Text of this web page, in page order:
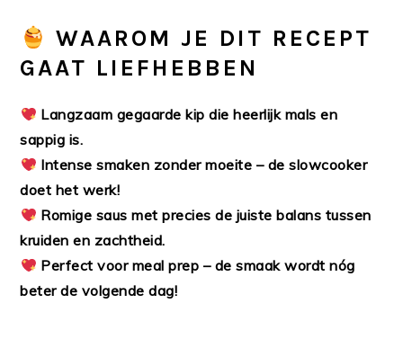
WAAROM JE DIT RECEPT
GAAT LIEFHEBBEN
Langzaam gegaarde kip die heerlijk mals en
sappig is.
Intense smaken zonder moeite – de slowcooker
doet het werk!
Romige saus met precies de juiste balans tussen
kruiden en zachtheid.
Perfect voor meal prep – de smaak wordt nóg
beter de volgende dag!